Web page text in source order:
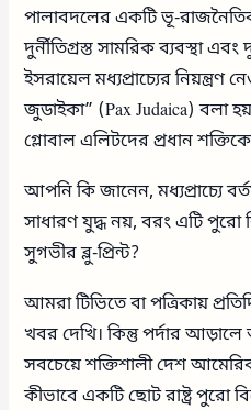
পালাবদলের একটি ভূ-
দুর্নীতিগ্রস্ত সামরিক ব্যবস্থা
ইসরায়েল মধ্যপ্রাচ্যের নিয়ন্ত্রণ
জুডাইকা” (Pax Judaica) বলা
গ্লোবাল এলিটদের প্রধান
আপনি কি জানেন, মধ্যপ্রাচ্যে
সাধারণ যুদ্ধ নয়, বরং এটি পুরো
সুগভীর ব্লু-প্রিন্ট?
আমরা টিভিতে বা পত্রিকায়
খবর দেখি। কিন্তু পর্দার
সবচেয়ে শক্তিশালী দেশ
কীভাবে একটি ছোট রাষ্ট্র পুরো